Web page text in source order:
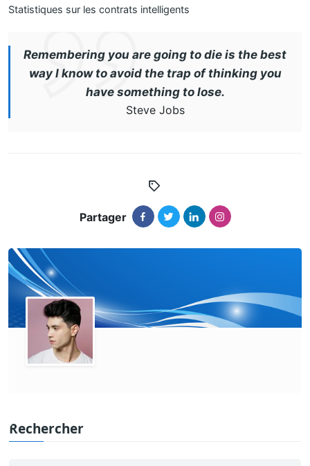
Statistiques sur les contrats intelligents
Remembering you are going to die is the best
way I know to avoid the trap of thinking you
have something to lose.
Steve Jobs
Partager
Rechercher